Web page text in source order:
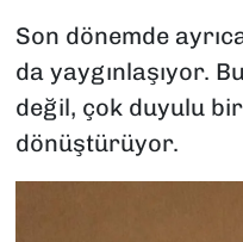
Son dönemde
da yaygınlaşıyor.
değil, çok duyulu
dönüştürüyor.